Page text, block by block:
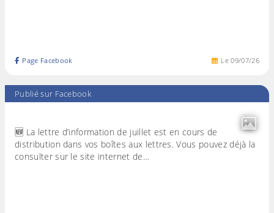
Le09/07/26
Page Facebook
Publié sur Facebook
🆕 La lettre d’information de juillet est en cours de
distribution dans vos boîtes aux lettres. Vous pouvez déjà la
consulter sur le site internet de…